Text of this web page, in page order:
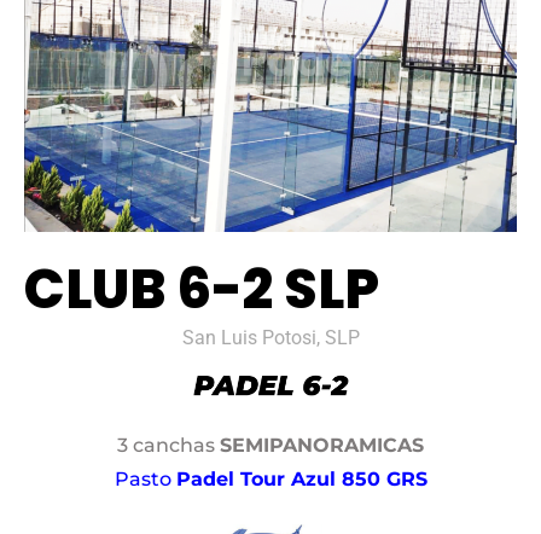
CLUB 6-2 SLP
San Luis Potosi, SLP
3 canchas SEMIPANORAMICAS
Pasto Padel Tour Azul 850 GRS